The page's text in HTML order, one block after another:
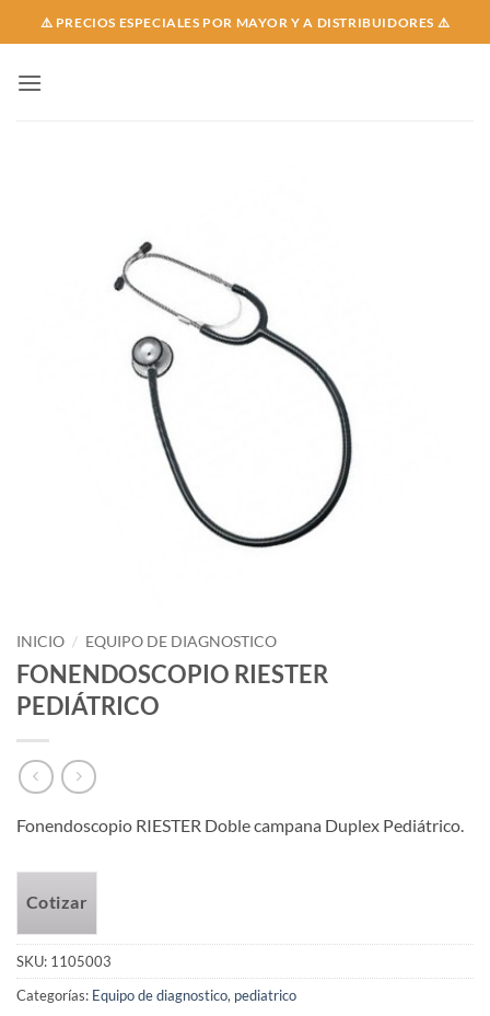
to
⚠️ PRECIOS ESPECIALES POR MAYOR Y A DISTRIBUIDORES ⚠️
INICIO / EQUIPO DE DIAGNOSTICO
FONENDOSCOPIO RIESTER
PEDIÁTRICO
Fonendoscopio RIESTER Doble campana Duplex Pediátrico.
Cotizar
SKU: 1105003
Categorías: Equipo de diagnostico, pediatrico